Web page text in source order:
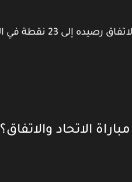
الاتحاد والاتفاق؟